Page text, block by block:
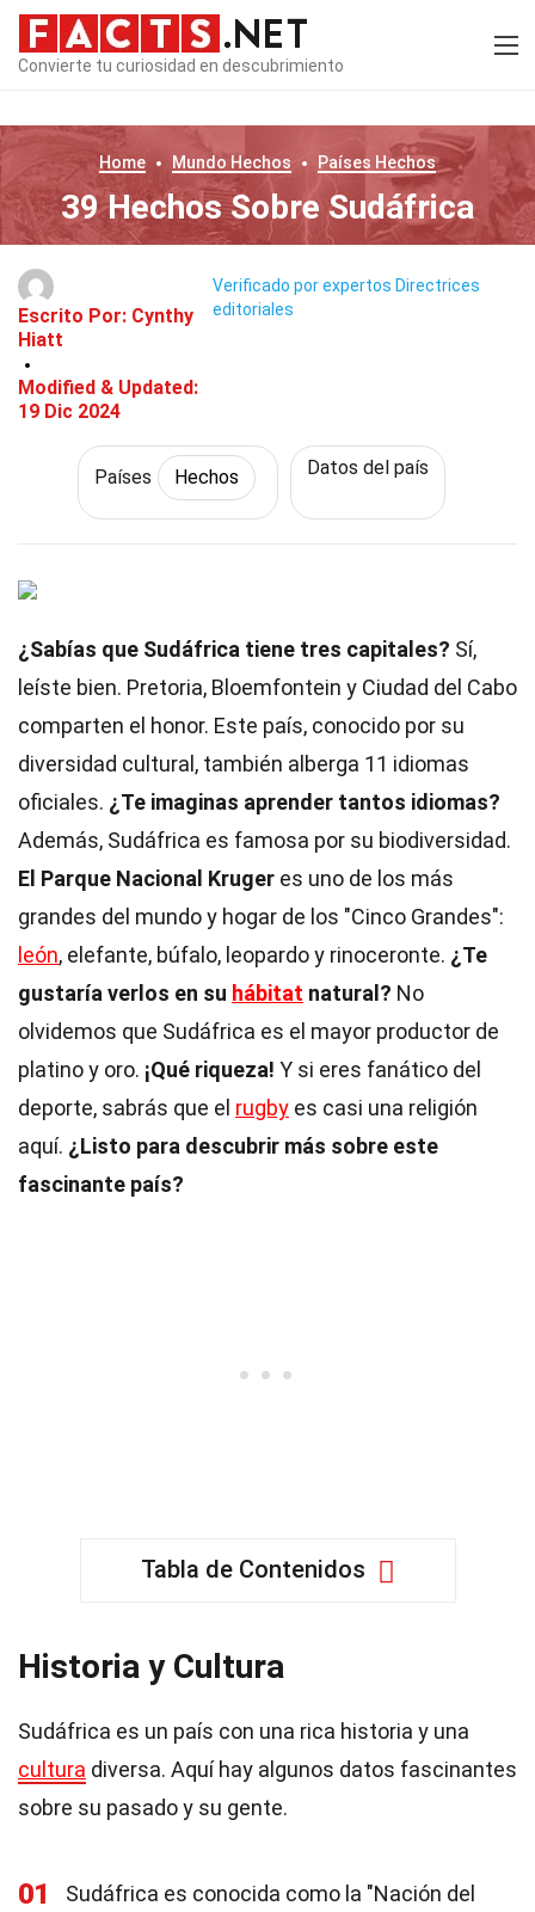
Convierte tu curiosidad en descubrimiento
Home Mundo Hechos Países Hechos
39 Hechos Sobre Sudáfrica
Escrito Por: Cynthy
Hiatt
Modified & Updated:
19 Dic 2024
Verificado por expertos Directrices
editoriales
Países Hechos Datos del país
¿Sabías que Sudáfrica tiene tres capitales? Sí,
leíste bien. Pretoria, Bloemfontein y Ciudad del Cabo
comparten el honor. Este país, conocido por su
diversidad cultural, también alberga 11 idiomas
oficiales. ¿Te imaginas aprender tantos idiomas?
Además, Sudáfrica es famosa por su biodiversidad.
El Parque Nacional Kruger es uno de los más
grandes del mundo y hogar de los "Cinco Grandes":
león, elefante, búfalo, leopardo y rinoceronte. ¿Te
gustaría verlos en su hábitat natural? No
olvidemos que Sudáfrica es el mayor productor de
platino y oro. ¡Qué riqueza! Y si eres fanático del
deporte, sabrás que el rugby es casi una religión
aquí. ¿Listo para descubrir más sobre este
fascinante país?
Tabla de Contenidos
Historia y Cultura
Sudáfrica es un país con una rica historia y una
cultura diversa. Aquí hay algunos datos fascinantes
sobre su pasado y su gente.
01
Sudáfrica es conocida como la "Nación del